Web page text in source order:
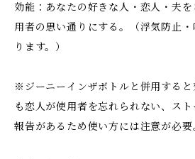
効能：あなたの好きな人・恋人・夫
用者の思い通りにする。（浮気防止
ります。）
※ジーニーインザボトルと併用する
も恋人が使用者を忘れられない、ス
報告があるため使い方には注意が必要